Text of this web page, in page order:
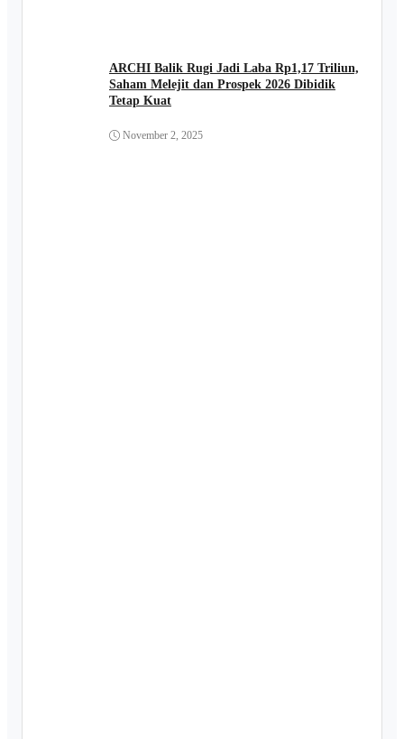
ARCHI Balik Rugi Jadi Laba Rp1,17 Triliun,
Saham Melejit dan Prospek 2026 Dibidik
Tetap Kuat
November 2, 2025